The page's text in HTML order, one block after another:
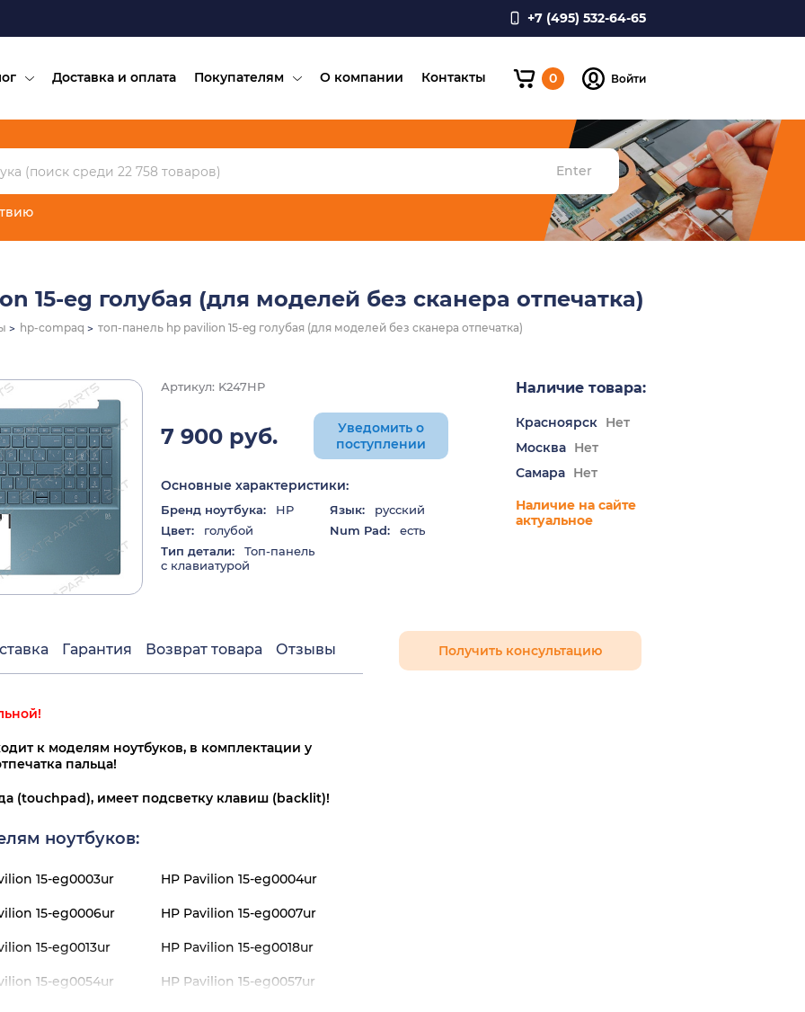
+7 (495) 532-64-65
Доставка и оплата Покупателям О компании Контакты 0 Войти
Enter
15-eg голубая (для моделей без сканера отпечатка)
hp-compaq топ-панель hp pavilion 15-eg голубая (для моделей без сканера отпечатка)
Артикул: K247HP
7 900 руб.
Уведомить о
поступлении
Основные характеристики:
Бренд ноутбука: HP Язык:
русский
Цвет:
голубой Num Pad:
есть
Тип детали:
Топ-панель
с клавиатурой
Наличие товара:
Красноярск Нет
Москва Нет
Самара Нет
Наличие на сайте
актуальное
Гарантия Возврат товара Отзывы
к моделям ноутбуков, в комплектации у
пальца!
(touchpad), имеет подсветку клавиш (backlit)!
ноутбуков:
15-eg0003ur HP Pavilion 15-eg0004ur
15-eg0006ur HP Pavilion 15-eg0007ur
15-eg0013ur HP Pavilion 15-eg0018ur
15-eg0054ur HP Pavilion 15-eg0057ur
Получить консультацию